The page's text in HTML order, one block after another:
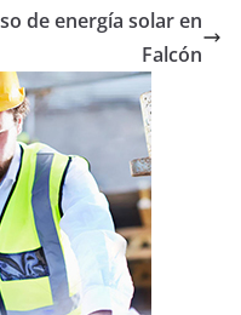
de energía solar en
Falcón